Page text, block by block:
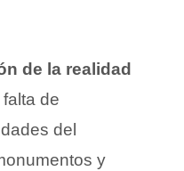
de la realidad
de
del
y